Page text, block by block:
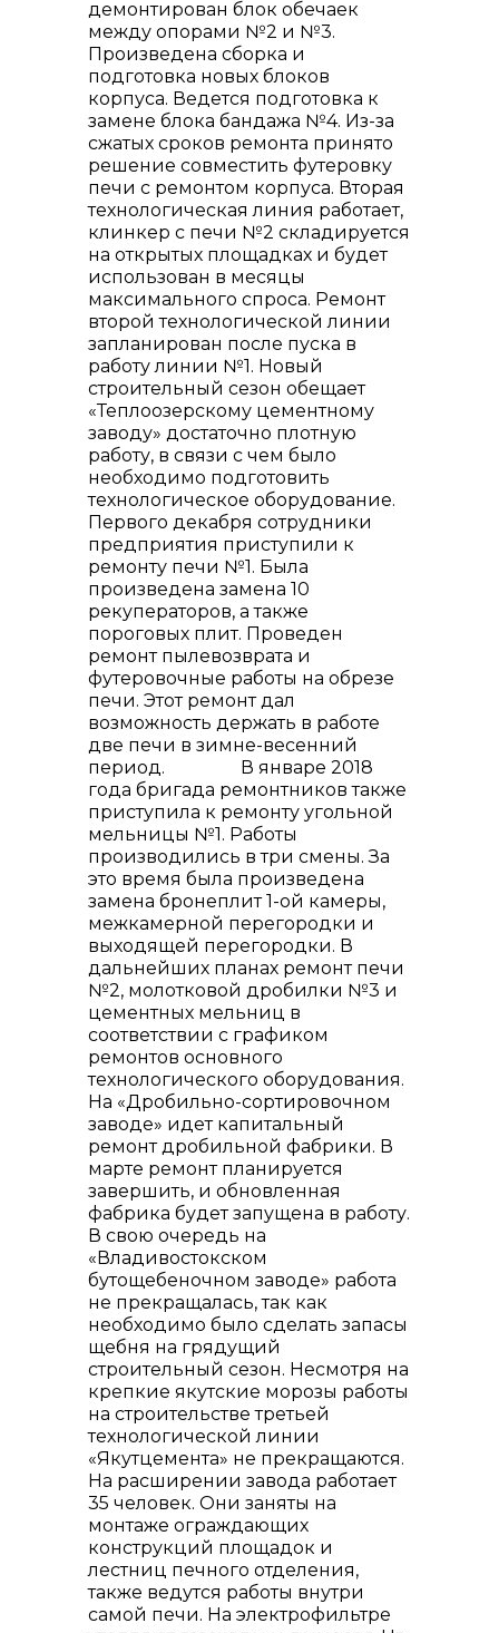
Контакты
+7 (423) 234 50 50
info@vostokcement.ru
демонтирован блок обечаек
между опорами №2 и №3.
Произведена сборка и
подготовка новых блоков
корпуса. Ведется подготовка к
замене блока бандажа №4. Из-за
сжатых сроков ремонта принято
решение совместить футеровку
печи с ремонтом корпуса. Вторая
технологическая линия работает,
клинкер с печи №2 складируется
на открытых площадках и будет
использован в месяцы
максимального спроса. Ремонт
второй технологической линии
запланирован после пуска в
работу линии №1. Новый
строительный сезон обещает
«Теплоозерскому цементному
заводу» достаточно плотную
работу, в связи с чем было
необходимо подготовить
технологическое оборудование.
Первого декабря сотрудники
предприятия приступили к
ремонту печи №1. Была
произведена замена 10
рекуператоров, а также
пороговых плит. Проведен
ремонт пылевозврата и
футеровочные работы на обрезе
печи. Этот ремонт дал
возможность держать в работе
две печи в зимне-весенний
период. В январе 2018
года бригада ремонтников также
приступила к ремонту угольной
мельницы №1. Работы
производились в три смены. За
это время была произведена
замена бронеплит 1-ой камеры,
межкамерной перегородки и
выходящей перегородки. В
дальнейших планах ремонт печи
№2, молотковой дробилки №3 и
цементных мельниц в
соответствии с графиком
ремонтов основного
технологического оборудования.
На «Дробильно-сортировочном
заводе» идет капитальный
ремонт дробильной фабрики. В
марте ремонт планируется
завершить, и обновленная
фабрика будет запущена в работу.
В свою очередь на
«Владивостокском
бутощебеночном заводе» работа
не прекращалась, так как
необходимо было сделать запасы
щебня на грядущий
строительный сезон. Несмотря на
крепкие якутские морозы работы
на строительстве третьей
технологической линии
«Якутцемента» не прекращаются.
На расширении завода работает
35 человек. Они заняты на
монтаже ограждающих
конструкций площадок и
лестниц печного отделения,
также ведутся работы внутри
самой печи. На электрофильтре